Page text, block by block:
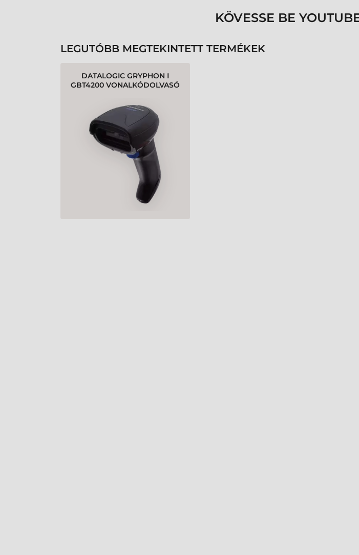
személyesen
és a hozzá kapcsolódó
KÖVESSE BE
LEGUTÓBB MEGTEKINTETT TERMÉKEK
DATALOGIC GRYPHON I
GBT4200 VONALKÓDOLVASÓ